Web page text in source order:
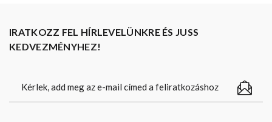
IRATKOZZ FEL HÍRLEVELÜNKRE ÉS JUSS
KEDVEZMÉNYHEZ!